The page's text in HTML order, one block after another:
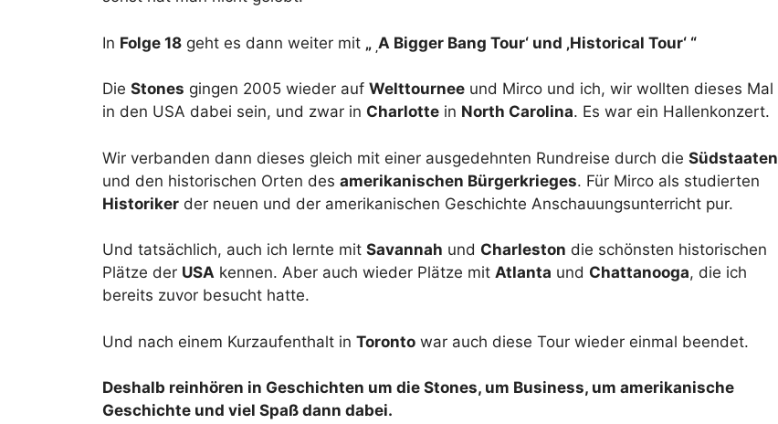
In Folge 18 geht es dann weiter mit „ ‚A Bigger Bang Tour‘ und ‚Historical Tour‘ “
Die Stones gingen 2005 wieder auf Welttournee und Mirco und ich, wir wollten dieses Mal
in den USA dabei sein, und zwar in Charlotte in North Carolina. Es war ein Hallenkonzert.
Wir verbanden dann dieses gleich mit einer ausgedehnten Rundreise durch die Südstaaten
und den historischen Orten des amerikanischen Bürgerkrieges. Für Mirco als studierten
Historiker der neuen und der amerikanischen Geschichte Anschauungsunterricht pur.
Und tatsächlich, auch ich lernte mit Savannah und Charleston die schönsten historischen
Plätze der USA kennen. Aber auch wieder Plätze mit Atlanta und Chattanooga, die ich
bereits zuvor besucht hatte.
Und nach einem Kurzaufenthalt in Toronto war auch diese Tour wieder einmal beendet.
Deshalb reinhören in Geschichten um die Stones, um Business, um amerikanische
Geschichte und viel Spaß dann dabei.